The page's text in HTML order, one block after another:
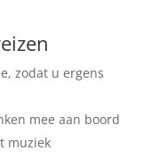
zodat u ergens
mee aan boord
muziek